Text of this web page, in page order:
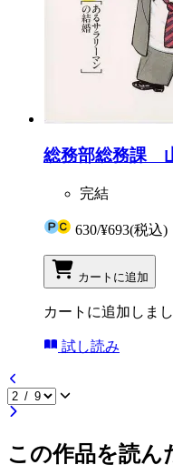
総務部総務課
完結
630/¥693(税込)
カートに追加
カートに追加しま
試し読み
この作品を読ん